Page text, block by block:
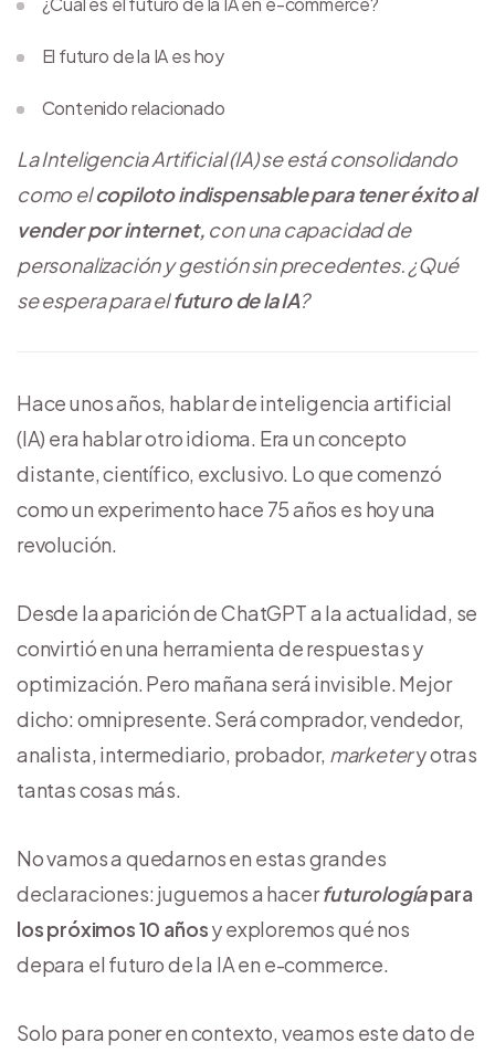
La Inteligencia Artificial (IA) se está consolidando
como elcopiloto indispensable para tener éxito al
vender por internet, con una capacidad de
personalización y gestión sin precedentes. ¿Qué
se espera para elfuturo de la IA?
Hace unos años, hablar de inteligencia artificial
(IA) era hablar otro idioma. Era un concepto
distante, científico, exclusivo. Lo que comenzó
como un experimento hace 75 años es hoy una
revolución.
Desde la aparición de ChatGPT a la actualidad, se
convirtió en una herramienta de respuestas y
optimización. Pero mañana será invisible. Mejor
dicho: omnipresente. Será comprador, vendedor,
analista, intermediario, probador, marketery otras
tantas cosas más.
No vamos a quedarnos en estas grandes
declaraciones: juguemos a hacerfuturologíapara
los próximos 10 añosy exploremos qué nos
depara el futuro de la IA en e-commerce.
Solo para poner en contexto, veamos este dato de
El futuro de la IA es hoy
Contenido relacionado